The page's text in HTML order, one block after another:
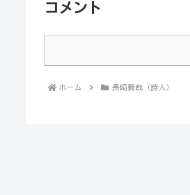
コメント
ホーム 長崎瞬哉（詩人）